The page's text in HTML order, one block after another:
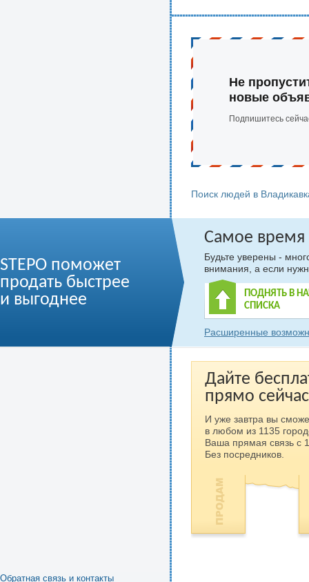
Не
новые
Подпишитесь
Поиск людей в
STEPO поможет
продать быстрее
и выгоднее
Самое время
Будьте уверены -
внимания, а если
ПОДНЯТЬ В
СПИСКА
Расширенные
Дайте
прямо
И уже завтра вы
в любом из 1135
Ваша прямая связь с
Без посредников.
Обратная связь и контакты